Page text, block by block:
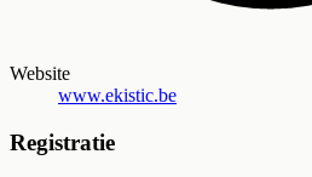
Website
www.ekistic.be
Registratie